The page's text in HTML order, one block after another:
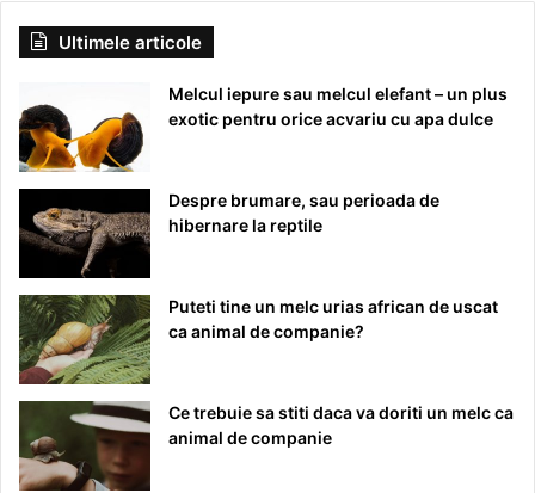
Ultimele articole
Melcul iepure sau melcul elefant – un plus
exotic pentru orice acvariu cu apa dulce
Despre brumare, sau perioada de
hibernare la reptile
Puteti tine un melc urias african de uscat
ca animal de companie?
Ce trebuie sa stiti daca va doriti un melc ca
animal de companie